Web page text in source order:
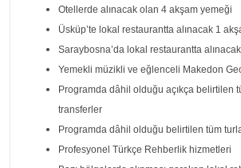
Otellerde alınacak olan 4 akşam yemeği
Üsküp’te lokal restaurantta alınacak 1
Saraybosna’da lokal restaurantta
Yemekli müzikli ve eğlenceli Makedon
Programda dâhil olduğu açıkça belirtilen
transferler
Programda dâhil olduğu belirtilen tüm
Profesyonel Türkçe Rehberlik hizmetleri